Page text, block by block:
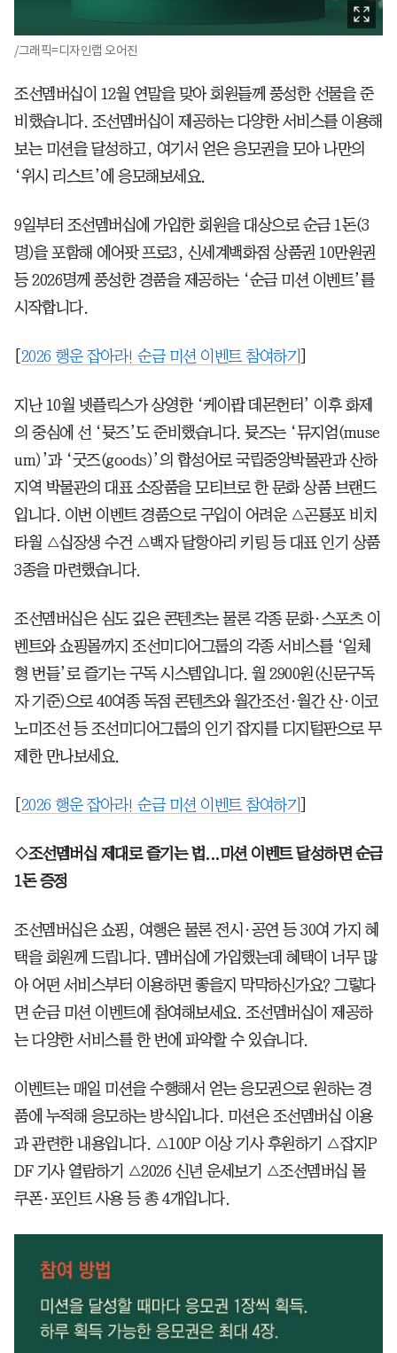
/그래픽=디자인랩 오어진
조선멤버십이 12월 연말을 맞아 회원들께 풍성한 선물을 준
비했습니다. 조선멤버십이 제공하는 다양한 서비스를 이용해
보는 미션을 달성하고, 여기서 얻은 응모권을 모아 나만의
‘위시 리스트’에 응모해보세요.
9일부터 조선멤버십에 가입한 회원을 대상으로 순금 1돈(3
명)을 포함해 에어팟 프로3, 신세계백화점 상품권 10만원권
등 2026명께 풍성한 경품을 제공하는 ‘순금 미션 이벤트’를
시작합니다.
2026 행운 잡아라! 순금 미션 이벤트 참여하기
지난 10월 넷플릭스가 상영한 ‘케이팝 데몬헌터’ 이후 화제
의 중심에 선 ‘뮷즈’도 준비했습니다. 뮷즈는 ‘뮤지엄(muse
um)’과 ‘굿즈(goods)’의 합성어로 국립중앙박물관과 산하
지역 박물관의 대표 소장품을 모티브로 한 문화 상품 브랜드
입니다. 이번 이벤트 경품으로 구입이 어려운 △곤룡포 비치
타월 △십장생 수건 △백자 달항아리 키링 등 대표 인기 상품
3종을 마련했습니다.
조선멤버십은 심도 깊은 콘텐츠는 물론 각종 문화·스포츠 이
벤트와 쇼핑몰까지 조선미디어그룹의 각종 서비스를 ‘일체
형 번들’로 즐기는 구독 시스템입니다. 월 2900원(신문구독
자 기준)으로 40여종 독점 콘텐츠와 월간조선·월간 산·이코
노미조선 등 조선미디어그룹의 인기 잡지를 디지털판으로 무
제한 만나보세요.
2026 행운 잡아라! 순금 미션 이벤트 참여하기
◇조선멤버십 제대로 즐기는 법...미션 이벤트 달성하면 순금
1돈 증정
조선멤버십은 쇼핑, 여행은 물론 전시·공연 등 30여 가지 혜
택을 회원께 드립니다. 멤버십에 가입했는데 혜택이 너무 많
아 어떤 서비스부터 이용하면 좋을지 막막하신가요? 그렇다
면 순금 미션 이벤트에 참여해보세요. 조선멤버십이 제공하
는 다양한 서비스를 한 번에 파악할 수 있습니다.
이벤트는 매일 미션을 수행해서 얻는 응모권으로 원하는 경
품에 누적해 응모하는 방식입니다. 미션은 조선멤버십 이용
과 관련한 내용입니다. △100P 이상 기사 후원하기 △잡지P
DF 기사 열람하기 △2026 신년 운세보기 △조선멤버십 몰
쿠폰·포인트 사용 등 총 4개입니다.